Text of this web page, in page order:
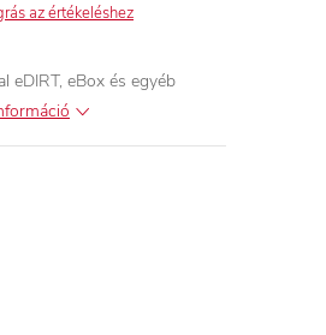
az értékeléshez
eDIRT, eBox és egyéb